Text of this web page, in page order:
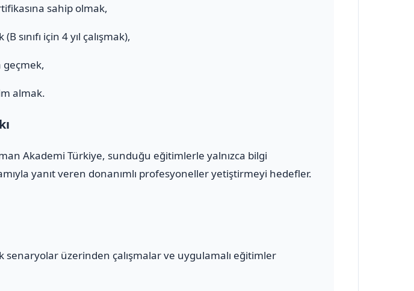
sahip olmak,
için 4 yıl çalışmak),
geçmek,
almak.
Akademi Türkiye, sunduğu eğitimlerle yalnızca bilgi
yanıt veren donanımlı profesyoneller yetiştirmeyi hedefler.
senaryolar üzerinden çalışmalar ve uygulamalı eğitimler